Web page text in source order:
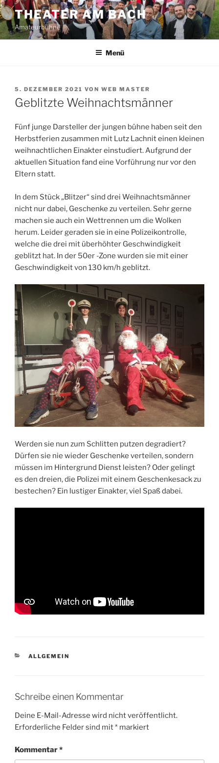
Zum
Inhalt
springen
THEATER AM BACH
Amateurbühne
Menü
VERÖFFENTLICHT
AM
5. DEZEMBER 2021 VON WEB MASTER
Geblitzte Weihnachtsmänner
Fünf junge Darsteller der jungen bühne haben seit den
Herbstferien zusammen mit Lutz Lachnit einen kleinen
weihnachtlichen Einakter einstudiert. Aufgrund der
aktuellen Situation fand eine Vorführung nur vor den
Eltern statt.
In dem Stück „Blitzer“ sind drei Weihnachtsmänner
nicht nur dabei, Geschenke zu verteilen. Sehr gerne
machen sie auch ein Wettrennen um die Wolken
herum. Leider geraden sie in eine Polizeikontrolle,
welche die drei mit überhöhter Geschwindigkeit
geblitzt hat. In der 50er -Zone wurden sie mit einer
Geschwindigkeit von 130 km/h geblitzt.
Werden sie nun zum Schlitten putzen degradiert?
Dürfen sie nie wieder Geschenke verteilen, sondern
müssen im Hintergrund Dienst leisten? Oder gelingt
es den dreien, die Polizei mit einem Geschenkesack zu
bestechen? Ein lustiger Einakter, viel Spaß dabei.
KATEGORIEN
ALLGEMEIN
Schreibe einen Kommentar
Deine E-Mail-Adresse wird nicht veröffentlicht.
Erforderliche Felder sind mit* markiert
Kommentar*